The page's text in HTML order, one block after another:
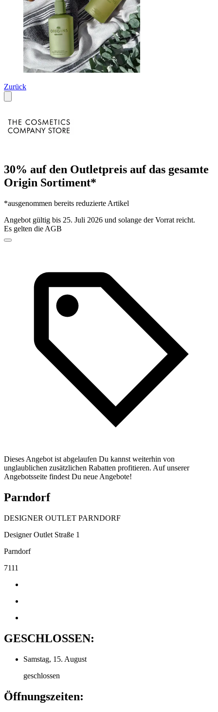
Zurück
30% auf den Outletpreis auf das gesamte
Origin Sortiment*
*ausgenommen bereits reduzierte Artikel
Angebot gültig bis 25. Juli 2026 und solange der Vorrat reicht.
Es gelten die AGB
Dieses Angebot ist abgelaufen Du kannst weiterhin von
unglaublichen zusätzlichen Rabatten profitieren. Auf unserer
Angebotsseite findest Du neue Angebote!
Parndorf
DESIGNER OUTLET PARNDORF
Designer Outlet Straße 1
Parndorf
7111
GESCHLOSSEN:
Samstag, 15. August
geschlossen
Öffnungszeiten: